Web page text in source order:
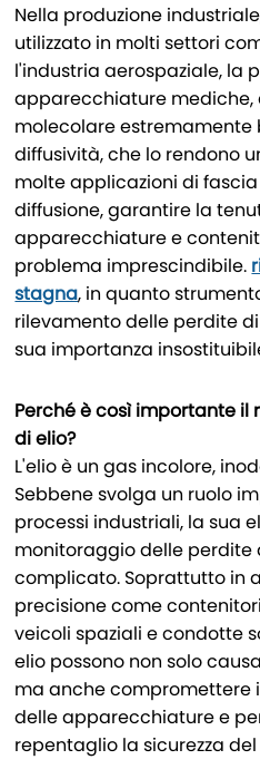
Nella produzione
utilizzato in molti settori
l'industria aerospaziale, la
apparecchiature mediche,
molecolare estremamente
diffusività, che lo rendono
molte applicazioni di
diffusione, garantire la
apparecchiature e
problema imprescindibile.
stagna, in quanto
rilevamento delle perdite
sua importanza
Perché è così importante
di elio?
L'elio è un gas incolore,
Sebbene svolga un ruolo
processi industriali, la sua
monitoraggio delle
complicato. Soprattutto in
precisione come
veicoli spaziali e condotte
elio possono non solo
ma anche compromettere
delle apparecchiature e
repentaglio la sicurezza